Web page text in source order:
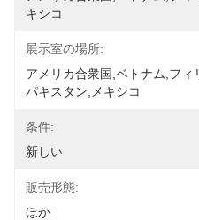
キシコ
展示室の場所:
アメリカ合衆国,ベトナム,フィ
パキスタン,メキシコ
条件:
新しい
販売形態:
ほか